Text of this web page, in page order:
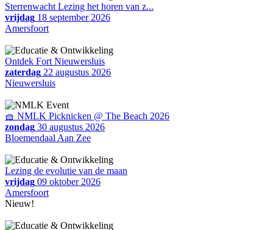
Sterrenwacht Lezing het horen van z...
vrijdag 18 september 2026
Amersfoort
Ontdek Fort Nieuwersluis
zaterdag 22 augustus 2026
Nieuwersluis
🧺 NMLK Picknicken @ The Beach 2026
zondag 30 augustus 2026
Bloemendaal Aan Zee
Lezing de evolutie van de maan
vrijdag 09 oktober 2026
Amersfoort
Nieuw!